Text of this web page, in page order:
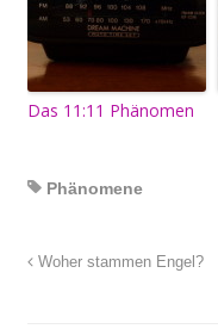
Das 11:11 Phänomen
Phänomene
Woher stammen Engel?